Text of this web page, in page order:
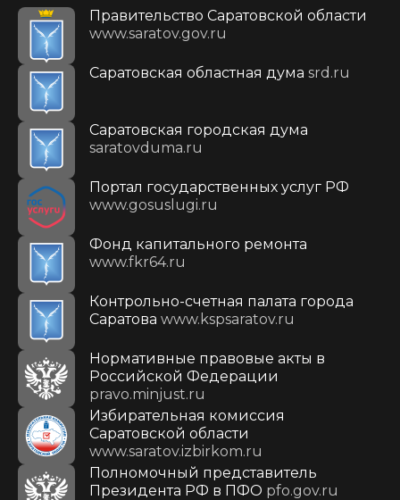
Правительство Саратовской области
www.saratov.gov.ru
Саратовская областная дума srd.ru
Саратовская городская дума
saratovduma.ru
Портал государственных услуг РФ
www.gosuslugi.ru
Фонд капитального ремонта
www.fkr64.ru
Контрольно-счетная палата города
Саратова www.kspsaratov.ru
Нормативные правовые акты в
Российской Федерации
pravo.minjust.ru
Избирательная комиссия
Саратовской области
www.saratov.izbirkom.ru
Полномочный представитель
Президента РФ в ПФО pfo.gov.ru